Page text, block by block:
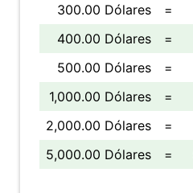
300.00 Dólares
=
400.00 Dólares
=
500.00 Dólares
=
1,000.00 Dólares
=
2,000.00 Dólares
=
5,000.00 Dólares
=